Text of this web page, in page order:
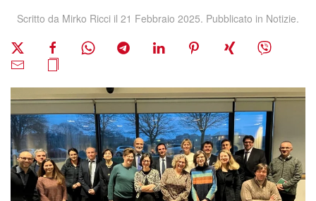
Scritto da Mirko Ricci il 21 Febbraio 2025. Pubblicato in Notizie.